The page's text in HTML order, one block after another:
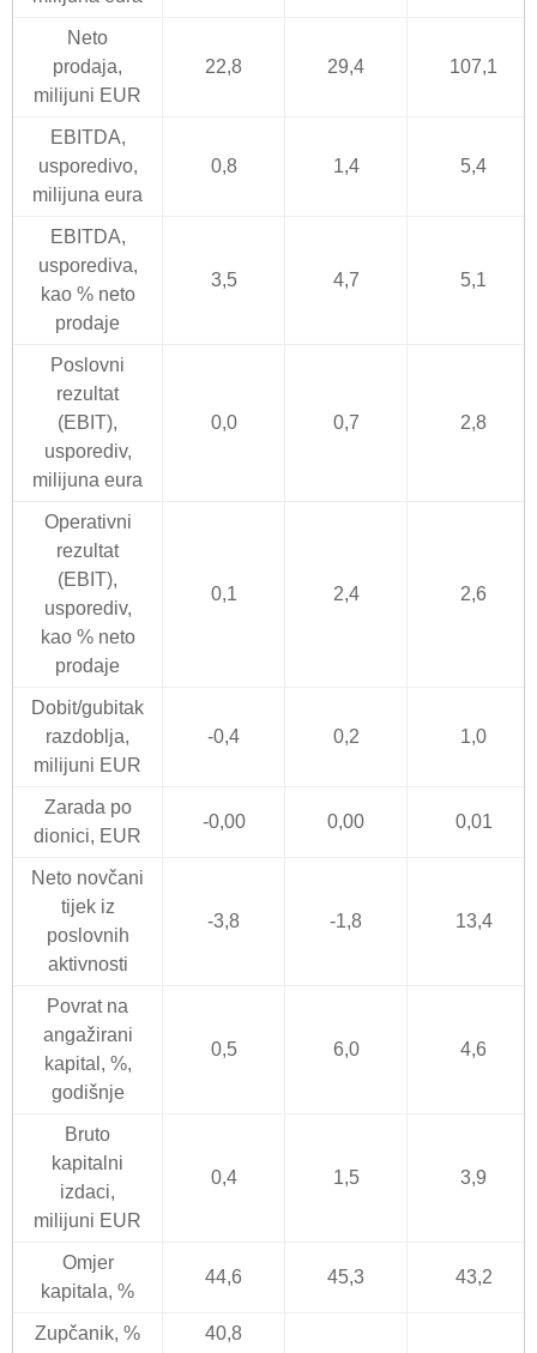
Neto
prodaja,
milijuni EUR
22,8 29,4 107,1
EBITDA,
usporedivo,
milijuna eura
0,8 1,4 5,4
EBITDA,
usporediva,
kao % neto
prodaje
3,5 4,7 5,1
Poslovni
rezultat
(EBIT),
usporediv,
milijuna eura
0,0 0,7 2,8
Operativni
rezultat
(EBIT),
usporediv,
kao % neto
prodaje
0,1 2,4 2,6
Dobit/gubitak
razdoblja,
milijuni EUR
-0,4 0,2 1,0
Zarada po
dionici, EUR
-0,00 0,00 0,01
Neto novčani
tijek iz
poslovnih
aktivnosti
-3,8 -1,8 13,4
Povrat na
angažirani
kapital, %,
godišnje
0,5 6,0 4,6
Bruto
kapitalni
izdaci,
milijuni EUR
0,4 1,5 3,9
Omjer
kapitala, %
44,6 45,3 43,2
Zupčanik, % 40,8